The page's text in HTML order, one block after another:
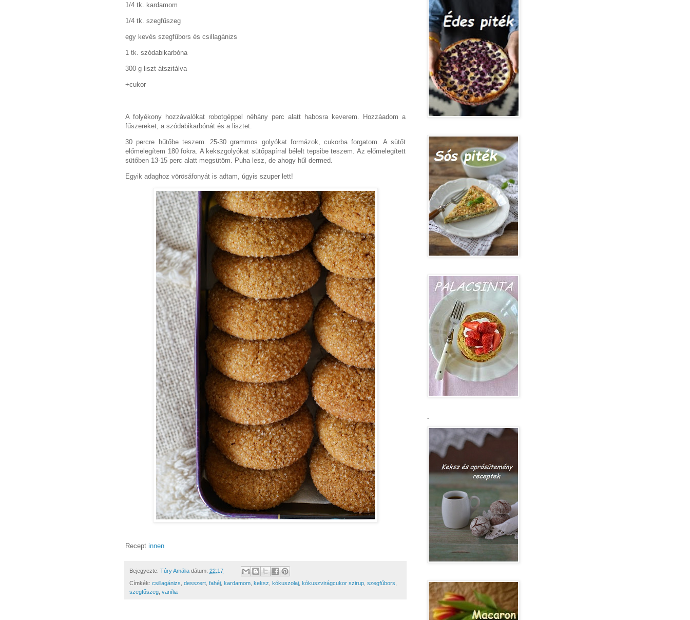
1/4 tk. kardamom
1/4 tk. szegfűszeg
egy kevés szegfűbors és csillagánizs
1 tk. szódabikarbóna
300 g liszt átszitálva
+cukor
A folyékony hozzávalókat robotgéppel néhány perc alatt habosra keverem. Hozzáadom a
fűszereket, a szódabikarbónát és a lisztet.
30 percre hűtőbe teszem. 25-30 grammos golyókat formázok, cukorba forgatom. A sütőt
előmelegítem 180 fokra. A kekszgolyókat sütőpapírral bélelt tepsibe teszem. Az előmelegített
sütőben 13-15 perc alatt megsütöm. Puha lesz, de ahogy hűl dermed.
Egyik adaghoz vörösáfonyát is adtam, úgyis szuper lett!
Recept innen
Bejegyezte: Túry Amália dátum: 22:17
Címkék: csillagánizs desszert fahéj kardamom keksz kókuszolaj kókuszvirágcukor szirup szegfűbors
szegfűszeg vanília
-